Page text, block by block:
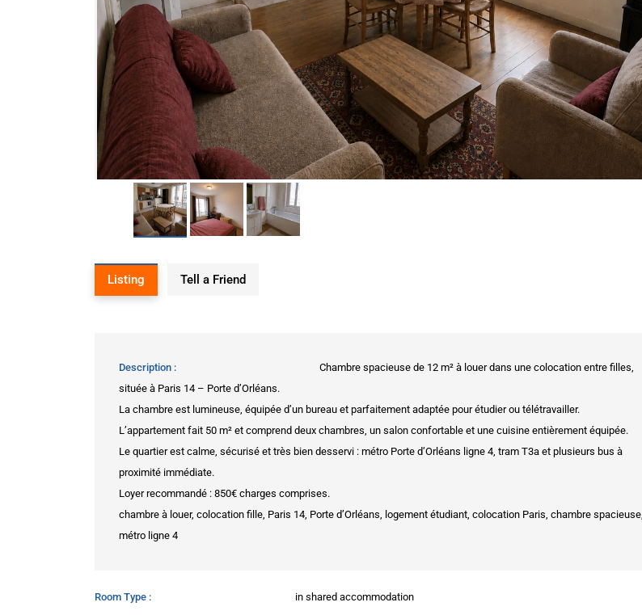
Listing Tell a Friend
Description
Chambre spacieuse de 12 m² à louer dans une colocation entre filles,
située à Paris 14 – Porte d’Orléans.
La chambre est lumineuse, équipée d’un bureau et parfaitement adaptée pour étudier ou télétravailler.
L’appartement fait 50 m² et comprend deux chambres, un salon confortable et une cuisine entièrement équipée.
Le quartier est calme, sécurisé et très bien desservi : métro Porte d’Orléans ligne 4, tram T3a et plusieurs bus à
proximité immédiate.
Loyer recommandé : 850€ charges comprises.
chambre à louer, colocation fille, Paris 14, Porte d’Orléans, logement étudiant, colocation Paris, chambre spacieuse,
métro ligne 4
Room Type in shared accommodation